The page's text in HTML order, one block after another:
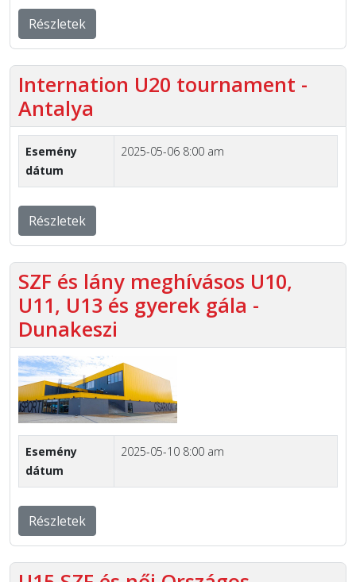
Részletek
Internation U20 tournament -
Antalya
Esemény
dátum
2025-05-06 8:00 am
Részletek
SZF és lány meghívásos U10,
U11, U13 és gyerek gála -
Dunakeszi
Esemény
dátum
2025-05-10 8:00 am
Részletek